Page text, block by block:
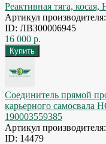
Реактивная тяга,
Артикул
ID: ЛВЗ00006945
16 000 р.
Соединитель прямой
карьерного самосвала
190003559385
Артикул
ID: 14479